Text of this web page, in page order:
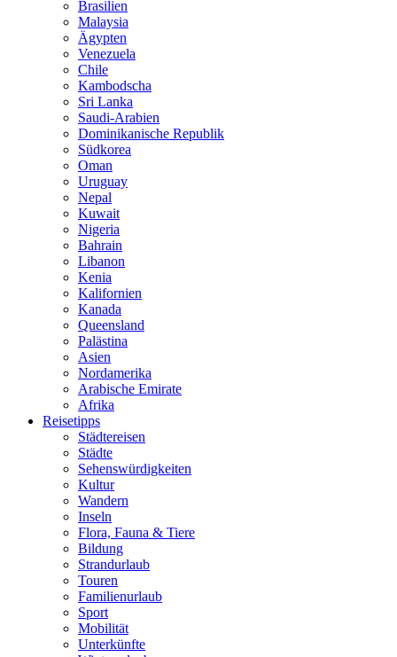
Brasilien
Malaysia
Ägypten
Venezuela
Chile
Kambodscha
Sri Lanka
Saudi-Arabien
Dominikanische Republik
Südkorea
Oman
Uruguay
Nepal
Kuwait
Nigeria
Bahrain
Libanon
Kenia
Kalifornien
Kanada
Queensland
Palästina
Asien
Nordamerika
Arabische Emirate
Afrika
Reisetipps
Städtereisen
Städte
Sehenswürdigkeiten
Kultur
Wandern
Inseln
Flora, Fauna & Tiere
Bildung
Strandurlaub
Touren
Familienurlaub
Sport
Mobilität
Unterkünfte